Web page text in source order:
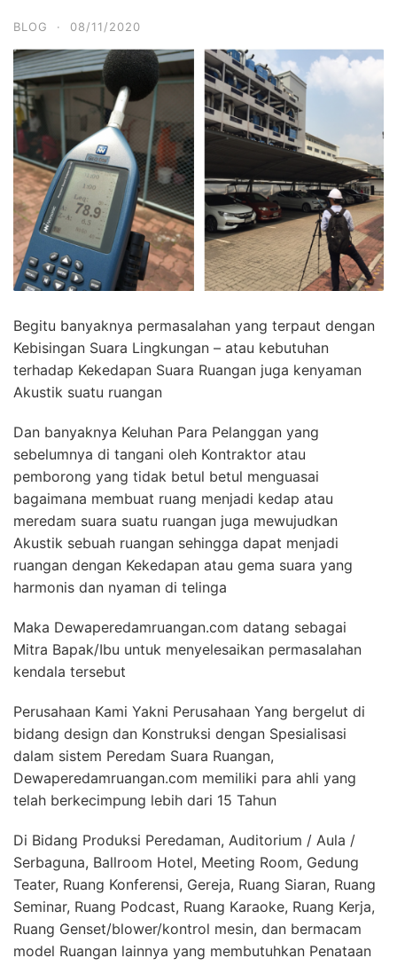
BLOG · 08/11/2020
Begitu banyaknya permasalahan yang terpaut dengan
Kebisingan Suara Lingkungan – atau kebutuhan
terhadap Kekedapan Suara Ruangan juga kenyaman
Akustik suatu ruangan
Dan banyaknya Keluhan Para Pelanggan yang
sebelumnya di tangani oleh Kontraktor atau
pemborong yang tidak betul betul menguasai
bagaimana membuat ruang menjadi kedap atau
meredam suara suatu ruangan juga mewujudkan
Akustik sebuah ruangan sehingga dapat menjadi
ruangan dengan Kekedapan atau gema suara yang
harmonis dan nyaman di telinga
Maka Dewaperedamruangan.com datang sebagai
Mitra Bapak/Ibu untuk menyelesaikan permasalahan
kendala tersebut
Perusahaan Kami Yakni Perusahaan Yang bergelut di
bidang design dan Konstruksi dengan Spesialisasi
dalam sistem Peredam Suara Ruangan,
Dewaperedamruangan.com memiliki para ahli yang
telah berkecimpung lebih dari 15 Tahun
Di Bidang Produksi Peredaman, Auditorium / Aula /
Serbaguna, Ballroom Hotel, Meeting Room, Gedung
Teater, Ruang Konferensi, Gereja, Ruang Siaran, Ruang
Seminar, Ruang Podcast, Ruang Karaoke, Ruang Kerja,
Ruang Genset/blower/kontrol mesin, dan bermacam
model Ruangan lainnya yang membutuhkan Penataan